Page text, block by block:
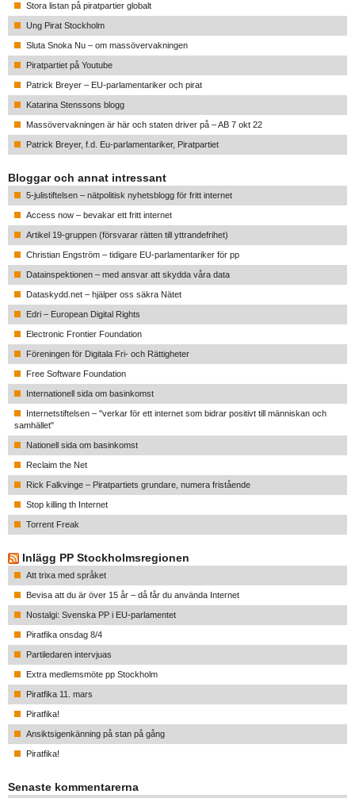
Stora listan på piratpartier globalt
Ung Pirat Stockholm
Sluta Snoka Nu – om massövervakningen
Piratpartiet på Youtube
Patrick Breyer – EU-parlamentariker och pirat
Katarina Stenssons blogg
Massövervakningen är här och staten driver på – AB 7 okt 22
Patrick Breyer, f.d. Eu-parlamentariker, Piratpartiet
Bloggar och annat intressant
5-julistiftelsen – nätpolitisk nyhetsblogg för fritt internet
Access now – bevakar ett fritt internet
Artikel 19-gruppen (försvarar rätten till yttrandefrihet)
Christian Engström – tidigare EU-parlamentariker för pp
Datainspektionen – med ansvar att skydda våra data
Dataskydd.net – hjälper oss säkra Nätet
Edri – European Digital Rights
Electronic Frontier Foundation
Föreningen för Digitala Fri- och Rättigheter
Free Software Foundation
Internationell sida om basinkomst
Internetstiftelsen – "verkar för ett internet som bidrar positivt till människan och
samhället"
Nationell sida om basinkomst
Reclaim the Net
Rick Falkvinge – Piratpartiets grundare, numera fristående
Stop killing th Internet
Torrent Freak
Inlägg PP Stockholmsregionen
Att trixa med språket
Bevisa att du är över 15 år – då får du använda Internet
Nostalgi: Svenska PP i EU-parlamentet
Piratfika onsdag 8/4
Partiledaren intervjuas
Extra medlemsmöte pp Stockholm
Piratfika 11. mars
Piratfika!
Ansiktsigenkänning på stan på gång
Piratfika!
Senaste kommentarerna